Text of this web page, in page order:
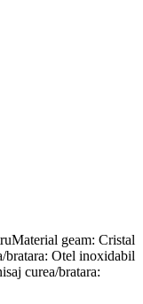
geam: Cristal
bratara: Otel inoxidabil
curea/bratara: